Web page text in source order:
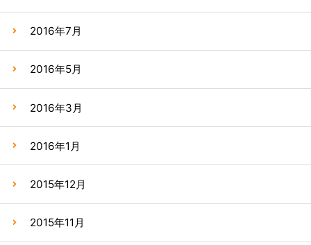
2016年7月
2016年5月
2016年3月
2016年1月
2015年12月
2015年11月